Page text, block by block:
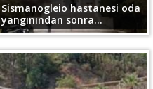
Sismanogleio hastanesi oda
yangınından sonra...